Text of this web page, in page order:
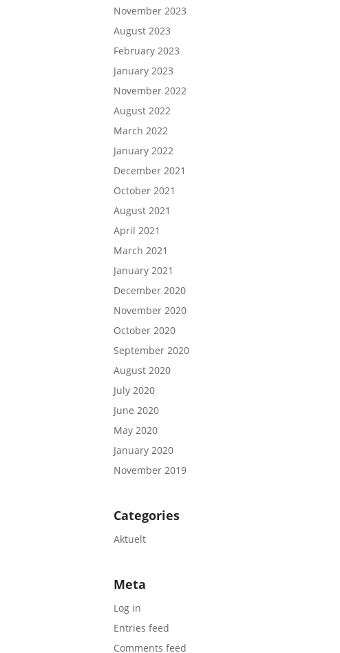
November 2023
August 2023
February 2023
January 2023
November 2022
August 2022
March 2022
January 2022
December 2021
October 2021
August 2021
April 2021
March 2021
January 2021
December 2020
November 2020
October 2020
September 2020
August 2020
July 2020
June 2020
May 2020
January 2020
November 2019
Categories
Aktuelt
Meta
Log in
Entries feed
Comments feed